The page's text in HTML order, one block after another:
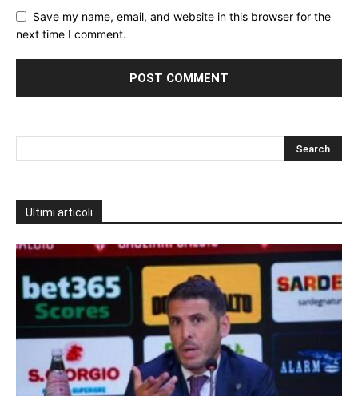
Save my name, email, and website in this browser for the
next time I comment.
Ultimi articoli